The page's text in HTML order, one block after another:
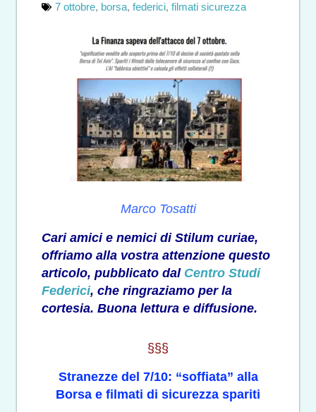
7 ottobre, borsa, federici, filmati sicurezza
Marco Tosatti
Cari amici e nemici di Stilum curiae,
offriamo alla vostra attenzione questo
articolo, pubblicato dal Centro Studi
Federici, che ringraziamo per la
cortesia. Buona lettura e diffusione.
§§§
Stranezze del 7/10: “soffiata” alla
Borsa e filmati di sicurezza spariti